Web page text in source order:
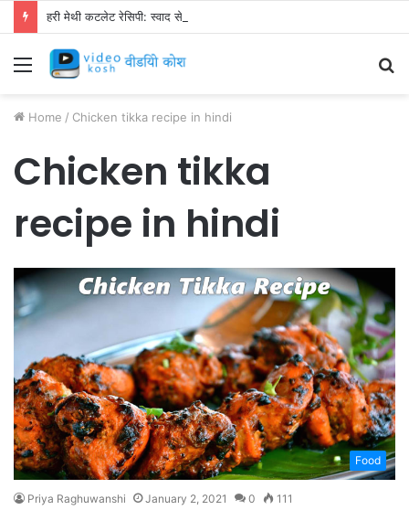
हरी मेथी कटलेट रेसिपी: स्वाद से भरपूर और स्वस्थ नाश्ता बनाएं!
Menu
Home / Chicken tikka recipe in hindi
Chicken tikka
recipe in hindi
Food
Priya Raghuwanshi January 2, 2021 0 111